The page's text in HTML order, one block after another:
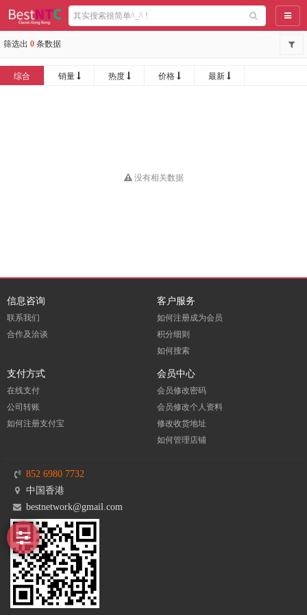
导航
筛选出 0 条数据
综合 销量 热度 价格 最新
没有相关数据
信息咨询
联系我们
合作及洽谈
客户服务
如何注册成为会员
积分细则
如何搜索
支付方式
在线支付
公司转账
如何注册支付宝
会员中心
会员修改密码
会员修改个人资料
修改收货地址
如何管理店铺
852 6980 7732
中国香港
bestnetwork@gmail.com